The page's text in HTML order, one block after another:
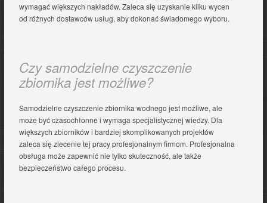
wymagać większych nakładów. Zaleca się uzyskanie kilku wycen
od różnych dostawców usług, aby dokonać świadomego wyboru.
Czy samodzielne czyszczenie
zbiornika jest możliwe?
Samodzielne czyszczenie zbiornika wodnego jest możliwe, ale
może być czasochłonne i wymaga specjalistycznej wiedzy. Dla
większych zbiorników i bardziej skomplikowanych projektów
zaleca się zlecenie tej pracy profesjonalnym firmom. Profesjonalna
obsługa może zapewnić nie tylko skuteczność, ale także
bezpieczeństwo całego procesu.